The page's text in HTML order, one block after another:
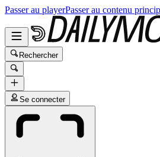
Passer au playerPasser au contenu
Rechercher
Se connecter